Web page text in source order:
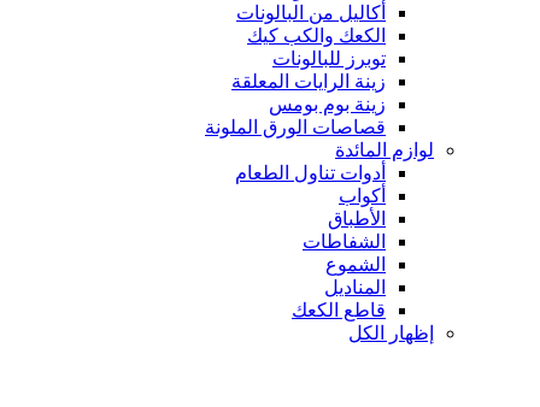
أكاليل من البالونات
الكعك والكب كيك
توبرز للبالونات
زينة الرايات المعلقة
زينة بوم بومس
قصاصات الورق الملونة
لوازم المائدة
أدوات تناول الطعام
أكواب
الأطباق
الشفاطات
الشموع
المناديل
قاطع الكعك
إظهار الكل